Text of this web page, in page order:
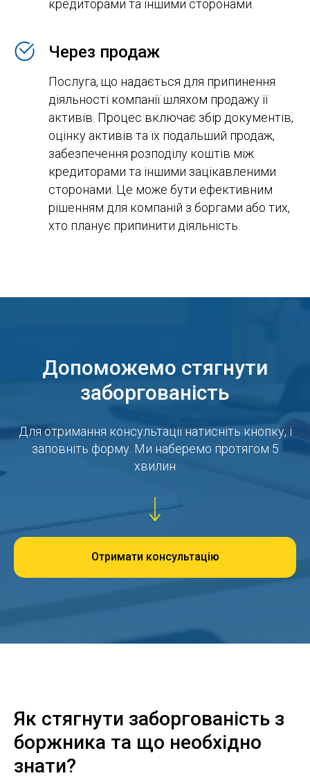
кредиторами та іншими сторонами.
Через продаж
Послуга, що надається для припинення
діяльності компанії шляхом продажу її
активів. Процес включає збір документів,
оцінку активів та їх подальший продаж,
забезпечення розподілу коштів між
кредиторами та іншими зацікавленими
сторонами. Це може бути ефективним
рішенням для компаній з боргами або тих,
хто планує припинити діяльність.
Допоможемо стягнути
заборгованість
Для отримання консультації натисніть кнопку, і
заповніть форму. Ми наберемо протягом 5
хвилин
Отримати консультацію
Як стягнути заборгованість з
боржника та що необхідно
знати?